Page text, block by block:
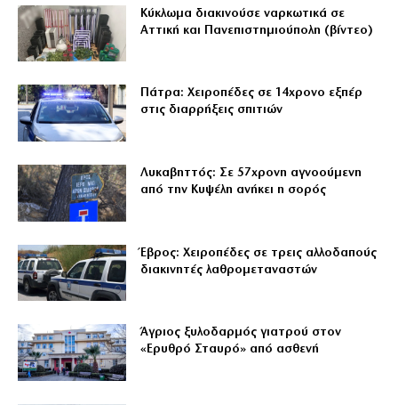
Κύκλωμα διακινούσε ναρκωτικά σε
Αττική και Πανεπιστημιούπολη (βίντεο)
Πάτρα: Χειροπέδες σε 14χρονο εξπέρ
στις διαρρήξεις σπιτιών
Λυκαβηττός: Σε 57χρονη αγνοούμενη
από την Κυψέλη ανήκει η σορός
Έβρος: Χειροπέδες σε τρεις αλλοδαπούς
διακινητές λαθρομεταναστών
Άγριος ξυλοδαρμός γιατρού στον
«Ερυθρό Σταυρό» από ασθενή